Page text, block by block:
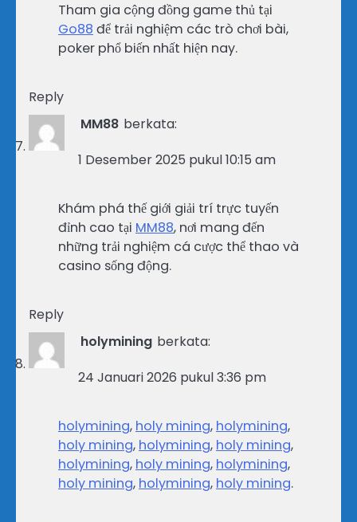
Tham gia cộng đồng game thủ tại
Go88 để trải nghiệm các trò chơi bài,
poker phổ biến nhất hiện nay.
Reply
MM88 berkata:
1 Desember 2025 pukul 10:15 am
Khám phá thế giới giải trí trực tuyến
đỉnh cao tại MM88, nơi mang đến
những trải nghiệm cá cược thể thao và
casino sống động.
Reply
holymining berkata:
24 Januari 2026 pukul 3:36 pm
holymining, holy mining, holymining,
holy mining, holymining, holy mining,
holymining, holy mining, holymining,
holy mining, holymining, holy mining.